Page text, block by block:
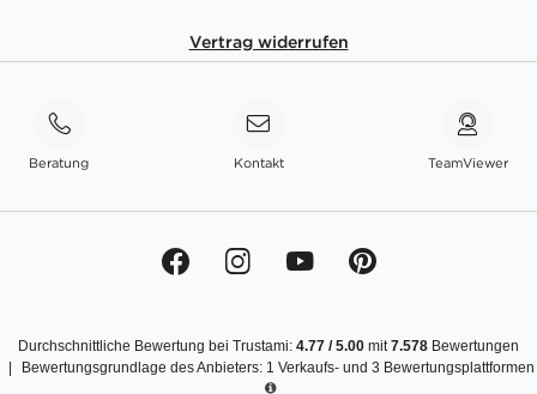
Vertrag widerrufen
Beratung Kontakt TeamViewer
Durchschnittliche Bewertung bei Trustami: 4.77 /5.00 mit7.578 Bewertungen
Bewertungsgrundlage des Anbieters: 1 Verkaufs- und 3 Bewertungsplattformen